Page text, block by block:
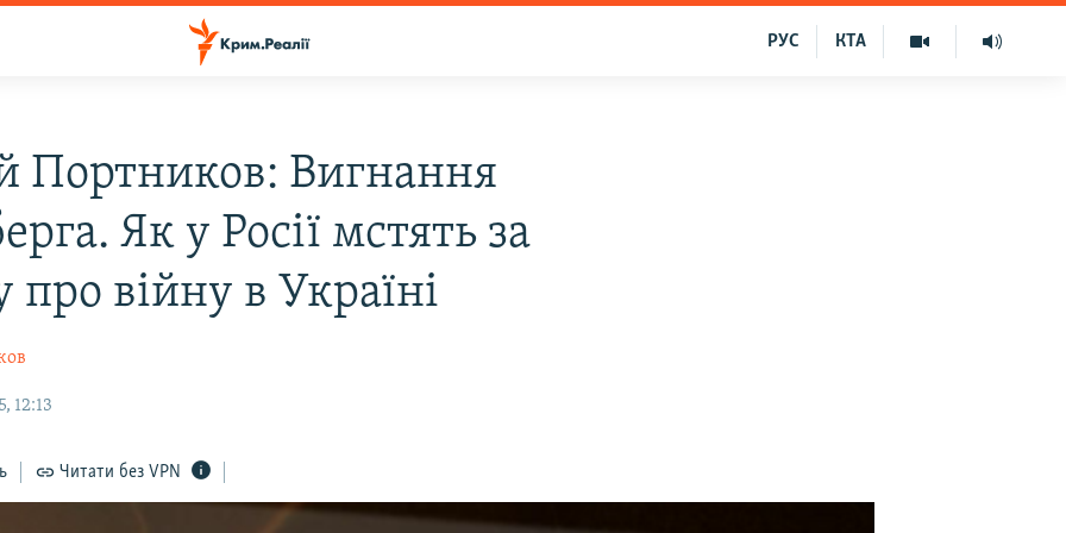
КТА
РУС
Портников: Вигнання
Як у Росії мстять за
про війну в Україні
12:13
Читати без VPN